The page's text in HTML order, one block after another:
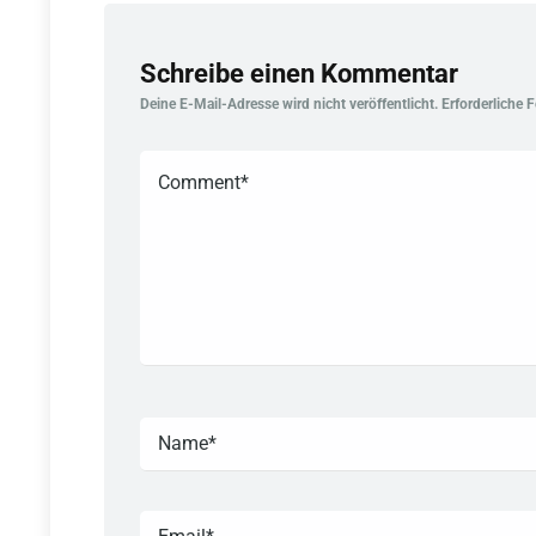
Schreibe einen Kommentar
Deine E-Mail-Adresse wird nicht veröffentlicht. Erforderliche